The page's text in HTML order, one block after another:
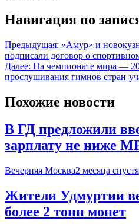
Навигация по
Предыдущая: «Амур» и
подписали договор о
Далее: На чемпионате мира —
прослушивания гимнов стран-
Похожие новости
В ГД предложили
зарплату не ниже
Вечерняя Москва2 месяца спустя
Жители Удмуртии
более 2 тонн монет